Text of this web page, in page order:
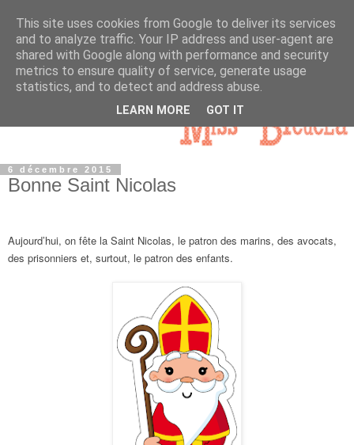
6 décembre 2015
Bonne Saint Nicolas
Aujourd’hui, on fête la Saint Nicolas, le patron des marins, des avocats,
des prisonniers et, surtout, le patron des enfants.
This site uses cookies from Google to deliver its services
and to analyze traffic. Your IP address and user-agent are
shared with Google along with performance and security
metrics to ensure quality of service, generate usage
statistics, and to detect and address abuse.
LEARN MORE GOT IT